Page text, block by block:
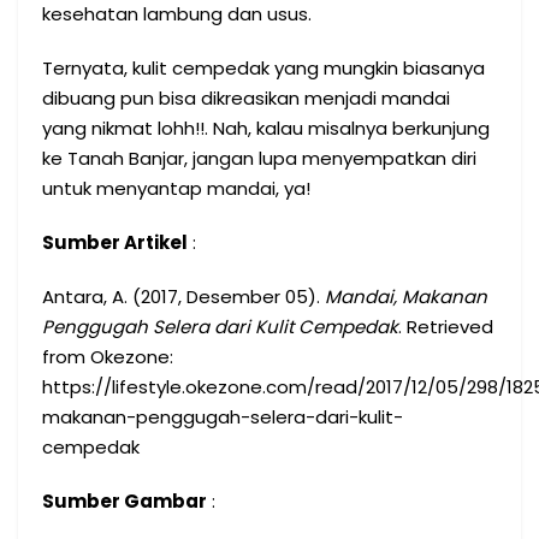
kesehatan lambung dan usus.
Ternyata, kulit cempedak yang mungkin biasanya
dibuang pun bisa dikreasikan menjadi mandai
yang nikmat lohh!!. Nah, kalau misalnya berkunjung
ke Tanah Banjar, jangan lupa menyempatkan diri
untuk menyantap mandai, ya!
Sumber Artikel :
Antara, A. (2017, Desember 05). Mandai, Makanan
Penggugah Selera dari Kulit Cempedak. Retrieved
from Okezone:
https://lifestyle.okezone.com/read/2017/12/05/298/
makanan-penggugah-selera-dari-kulit-
cempedak
Sumber Gambar :